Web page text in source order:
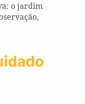
o jardim